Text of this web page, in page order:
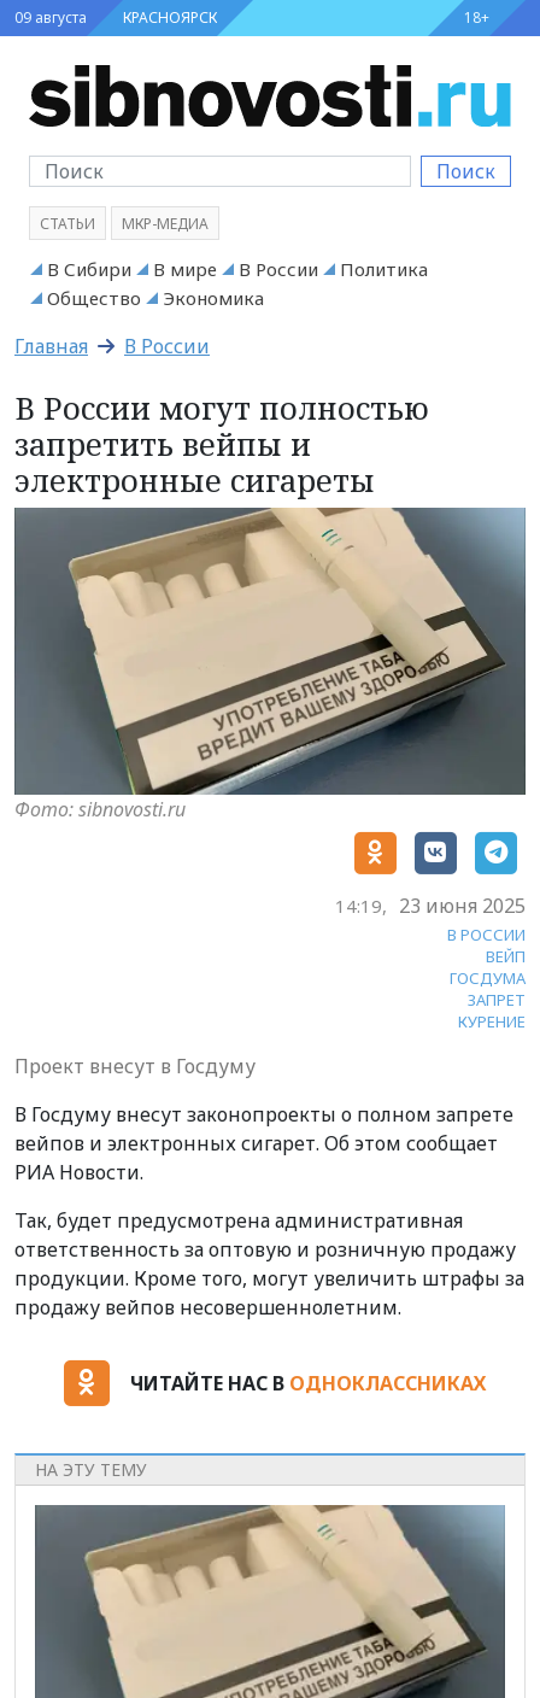
09 августа КРАСНОЯРСК 18+
Поиск
СТАТЬИ МКР-МЕДИА
В Сибири В мире В России
Политика
Общество
Экономика
Главная В России
В России могут полностью
запретить вейпы и
электронные сигареты
Фото: sibnovosti.ru
14:19, 23 июня 2025
В РОССИИ
ВЕЙП
ГОСДУМА
ЗАПРЕТ
КУРЕНИЕ
Проект внесут в Госдуму
В Госдуму внесут законопроекты о полном запрете
вейпов и электронных сигарет. Об этом сообщает
РИА Новости.
Так, будет предусмотрена административная
ответственность за оптовую и розничную продажу
продукции. Кроме того, могут увеличить штрафы за
продажу вейпов несовершеннолетним.
ЧИТАЙТЕ НАС В ОДНОКЛАССНИКАХ
НА ЭТУ ТЕМУ